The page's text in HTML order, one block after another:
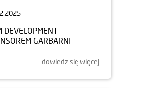
DEVELOPMENT
GARBARNI
dowiedz się więcej